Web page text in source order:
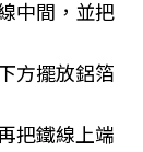
中間，並把
方擺放鋁箔
把鐵線上端